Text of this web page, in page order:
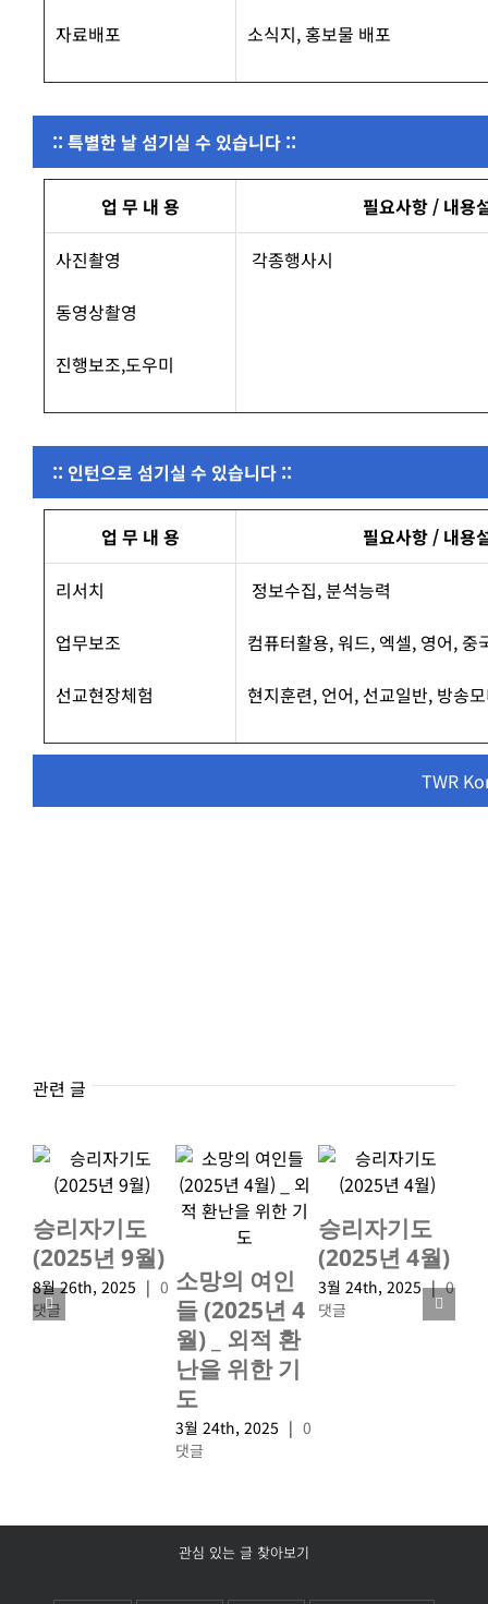
자료배포 소식지, 홍보물 배포
:: 특별한 날 섬기실 수 있습니다 ::
업 무 내 용 필요사항 / 내용
사진촬영
동영상촬영
진행보조,도우미
각종행사시
:: 인턴으로 섬기실 수 있습니다 ::
업 무 내 용 필요사항 / 내용
리서치
업무보조
선교현장체험
정보수집, 분석능력
컴퓨터활용, 워드, 엑셀, 영어, 중
현지훈련, 언어, 선교일반, 방송
TWR
관련 글
승리자기도
(2025년 9월)
8월 26th, 2025 | 0
댓글
소망의 여인
들 (2025년 4
월) _ 외적 환
난을 위한 기
도
3월 24th, 2025 | 0
댓글
승리자기도
(2025년 4월)
3월 24th, 2025 | 0
댓글
관심 있는 글 찾아보기